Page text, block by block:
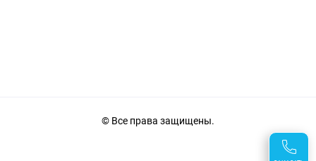
© Все права защищены.